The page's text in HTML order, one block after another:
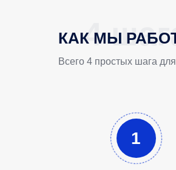
КАК МЫ
Всего 4 простых шага
1